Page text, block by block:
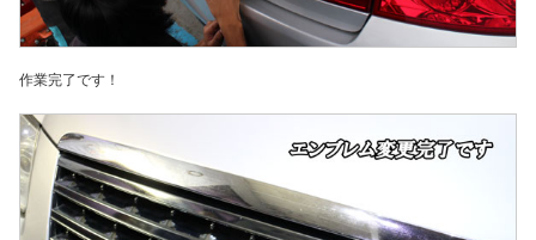
作業完了です！